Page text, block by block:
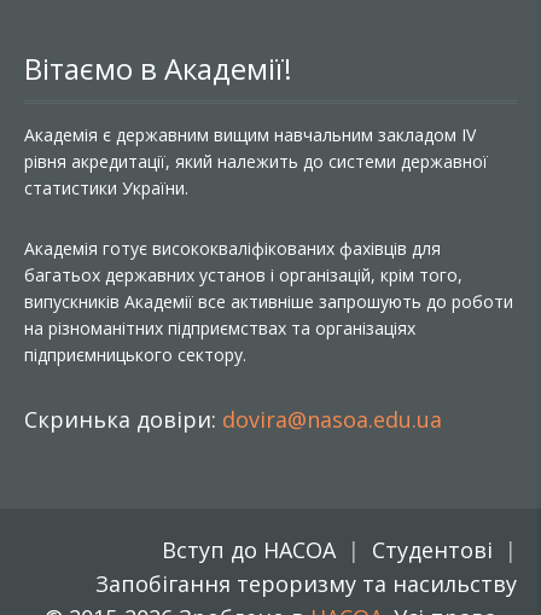
Вітаємо в Академії!
Академія є державним вищим навчальним закладом IV
рівня акредитації, який належить до системи державної
статистики України.
Академія готує висококваліфікованих фахівців для
багатьох державних установ і організацій, крім того,
випускників Академії все активніше запрошують до роботи
на різноманітних підприємствах та організаціях
підприємницького сектору.
Скринька довіри: dovira@nasoa.edu.ua
Вступ до НАСОА
Студентові
Запобігання тероризму та насильству